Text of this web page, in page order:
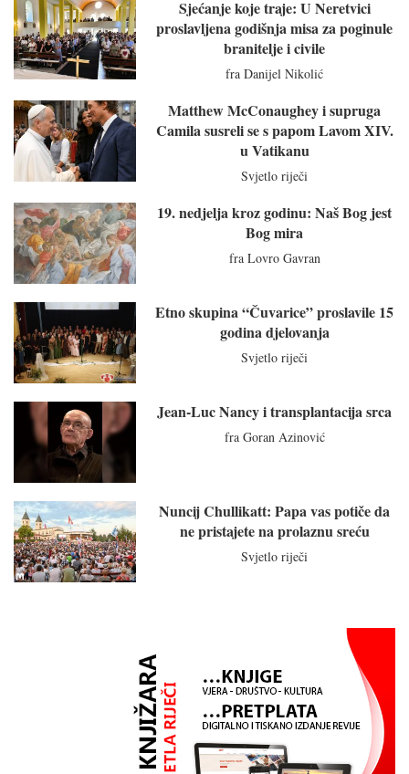
Sjećanje koje traje: U Neretvici
proslavljena godišnja misa za poginule
branitelje i civile
fra Danijel Nikolić
Matthew McConaughey i supruga
Camila susreli se s papom Lavom XIV.
u Vatikanu
Svjetlo riječi
19. nedjelja kroz godinu: Naš Bog jest
Bog mira
fra Lovro Gavran
Etno skupina “Čuvarice” proslavile 15
godina djelovanja
Svjetlo riječi
Jean-Luc Nancy i transplantacija srca
fra Goran Azinović
Nuncij Chullikatt: Papa vas potiče da
ne pristajete na prolaznu sreću
Svjetlo riječi